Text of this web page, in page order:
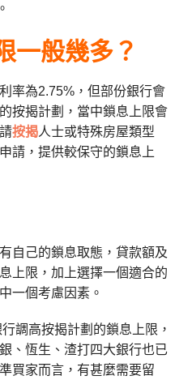
一般幾多？
率為2.75%，但部份銀行會
按揭計劃，當中鎖息上限會
按揭人士或特殊房屋類型
請，提供較保守的鎖息上
自己的鎖息取態，貸款額及
上限，加上選擇一個適合的
一個考慮因素。
調高按揭計劃的鎖息上限，
、恆生、渣打四大銀行也已
買家而言，有甚麼需要留